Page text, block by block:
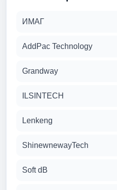
ИМАГ
AddPac Technology
Grandway
ILSINTECH
Lenkeng
ShinewnewayTech
Soft dB